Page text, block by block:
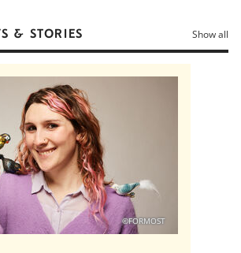
Figur ist in Handarbeit (Unikat) gefertigt und
von der Abbildung abweichen.
& STORIES Show all
©FORMOST